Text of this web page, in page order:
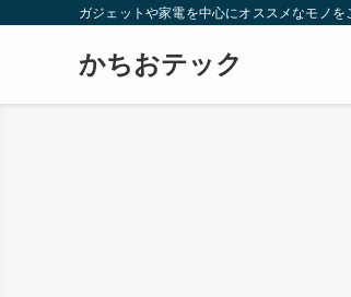
ガジェットや家電を中心にオススメなモノを
かちおテック